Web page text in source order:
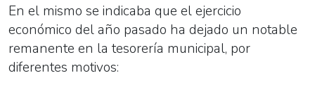
En el mismo se indicaba que el ejercicio
económico del año pasado ha dejado un notable
remanente en la tesorería municipal, por
diferentes motivos: